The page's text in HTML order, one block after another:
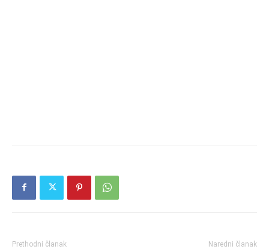
Prethodni članak Naredni članak